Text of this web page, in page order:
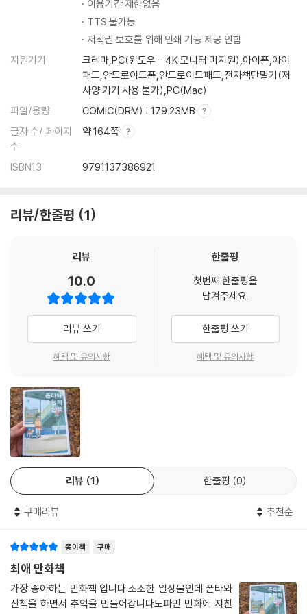
이용기간 제한없음
TTS 불가능
저작권 보호를 위해 인쇄 기능 제공 안함
지원기기
크레마,PC(윈도우 - 4K 모니터 미지원),아이폰,아이
패드,안드로이드폰,안드로이드패드,전자책단말기(저
사양 기기 사용 불가),PC(Mac)
파일/용량
COMIC(DRM) | 179.23MB
글자 수/ 페이지
수
약 164쪽
ISBN13 9791137386921
리뷰/한줄평 1
리뷰
10.0
리뷰 쓰기
혜택 및 유의사항
한줄평
첫번째 한줄평을
남겨주세요.
한줄평 쓰기
혜택 및 유의사항
리뷰 1 한줄평 0
구매리뷰 추천순
종이책 구매
최애 만화책
가장 좋아하는 만화책 입니다.소소한 일상물인데 폰타와
산책을 하면서 추억을 만들어갑니다도파민 만화에 지친